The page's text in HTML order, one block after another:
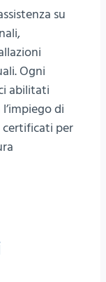
su
Ogni
abilitati
di
certificati per